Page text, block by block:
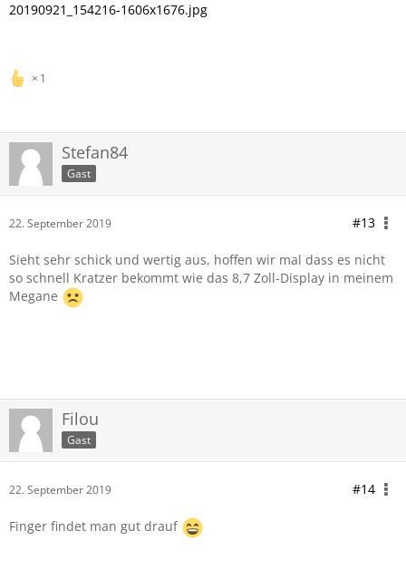
20190921_154216-1606x1676.jpg
1
Stefan84
Gast
22. September 2019 #13
Sieht sehr schick und wertig aus, hoffen wir mal dass es nicht
so schnell Kratzer bekommt wie das 8,7 Zoll-Display in meinem
Megane
Filou
Gast
22. September 2019 #14
Finger findet man gut drauf